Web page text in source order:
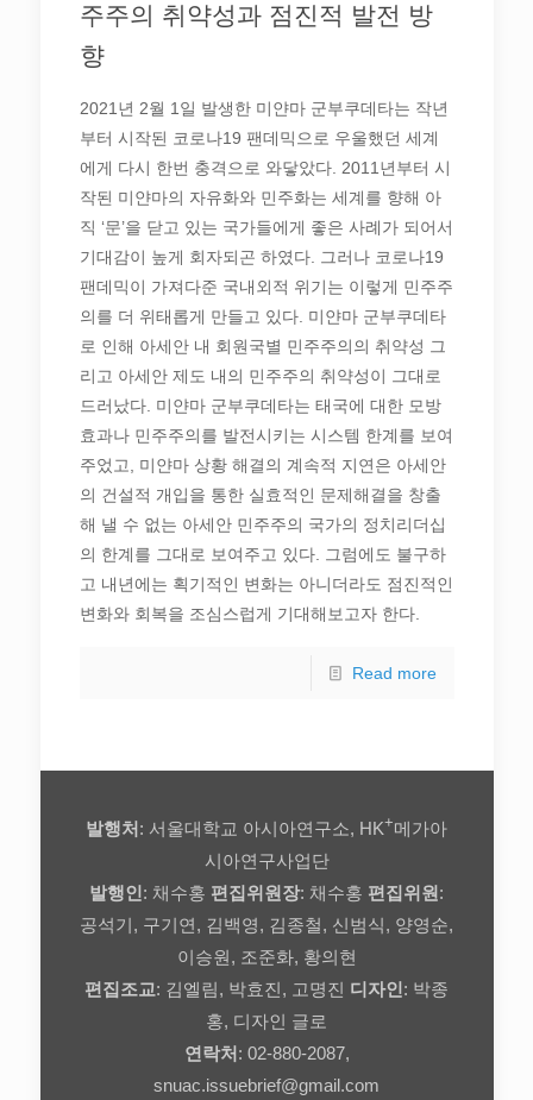
주주의 취약성과 점진적 발전 방
향
2021년 2월 1일 발생한 미얀마 군부쿠데타는 작년
부터 시작된 코로나19 팬데믹으로 우울했던 세계
에게 다시 한번 충격으로 와닿았다. 2011년부터 시
작된 미얀마의 자유화와 민주화는 세계를 향해 아
직 ‘문’을 닫고 있는 국가들에게 좋은 사례가 되어서
기대감이 높게 회자되곤 하였다. 그러나 코로나19
팬데믹이 가져다준 국내외적 위기는 이렇게 민주주
의를 더 위태롭게 만들고 있다. 미얀마 군부쿠데타
로 인해 아세안 내 회원국별 민주주의의 취약성 그
리고 아세안 제도 내의 민주주의 취약성이 그대로
드러났다. 미얀마 군부쿠데타는 태국에 대한 모방
효과나 민주주의를 발전시키는 시스템 한계를 보여
주었고, 미얀마 상황 해결의 계속적 지연은 아세안
의 건설적 개입을 통한 실효적인 문제해결을 창출
해 낼 수 없는 아세안 민주주의 국가의 정치리더십
의 한계를 그대로 보여주고 있다. 그럼에도 불구하
고 내년에는 획기적인 변화는 아니더라도 점진적인
변화와 회복을 조심스럽게 기대해보고자 한다.
Read more
발행처 : 서울대학교 아시아연구소, HK+메가아
시아연구사업단
발행인 : 채수홍 편집위원장: 채수홍 편집위원 :
공석기, 구기연, 김백영, 김종철, 신범식, 양영순,
이승원, 조준화, 황의현
편집조교: 김엘림, 박효진, 고명진 디자인 : 박종
홍, 디자인 글로
연락처 : 02-880-2087,
snuac.issuebrief@gmail.com